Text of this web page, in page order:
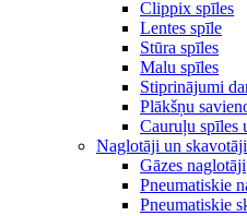
Clippix spīles
Lentes spīle
Stūra spīles
Malu spīles
Stiprinājumi
Plākšņu
Cauruļu spīles
Naglotāji un skavotāji
Gāzes naglotāji
Pneumatiskie
Pneumatiskie